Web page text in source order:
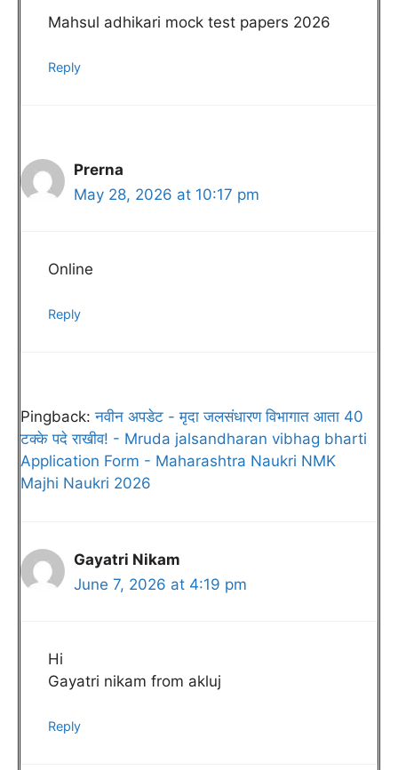
Mahsul adhikari mock test papers 2026
Reply
Prerna
May 28, 2026 at 10:17 pm
Online
Reply
Pingback:नवीन अपडेट - मृदा जलसंधारण विभागात आता 40
टक्के पदे राखीव! - Mruda jalsandharan vibhag bharti
Application Form - Maharashtra Naukri NMK
Majhi Naukri 2026
Gayatri Nikam
June 7, 2026 at 4:19 pm
Hi
Gayatri nikam from akluj
Reply